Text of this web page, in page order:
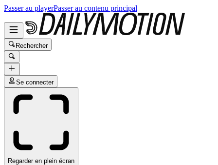
Passer au playerPasser au contenu principal
Rechercher
Se connecter
Regarder en plein écran